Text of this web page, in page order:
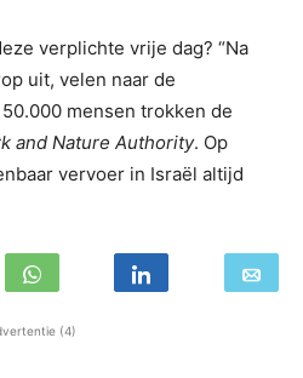
verplichte vrije dag? “Na
uit, velen naar de
mensen trokken de
and Nature Authority. Op
vervoer in Israël altijd
(4)